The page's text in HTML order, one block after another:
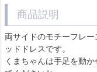
商品説明
両サイドのモチーフレ
ッドドレスです。
くまちゃんは手足を動